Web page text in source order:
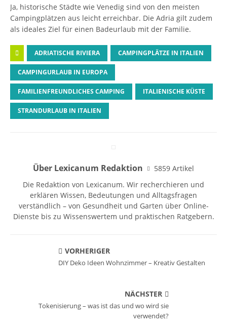
Ja, historische Städte wie Venedig sind von den meisten
Campingplätzen aus leicht erreichbar. Die Adria gilt zudem
als ideales Ziel für einen Badeurlaub mit der Familie.
ADRIATISCHE RIVIERA CAMPINGPLÄTZE IN ITALIEN
CAMPINGURLAUB IN EUROPA
FAMILIENFREUNDLICHES CAMPING ITALIENISCHE KÜSTE
STRANDURLAUB IN ITALIEN
Über Lexicanum Redaktion
5859 Artikel
Die Redaktion von Lexicanum. Wir recherchieren und
erklären Wissen, Bedeutungen und Alltagsfragen
verständlich – von Gesundheit und Garten über Online-
Dienste bis zu Wissenswertem und praktischen Ratgebern.
VORHERIGER
DIY Deko Ideen Wohnzimmer – Kreativ Gestalten
NÄCHSTER
Tokenisierung – was ist das und wo wird sie
verwendet?